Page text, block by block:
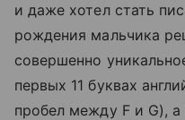
и даже хотел стать
рождения мальчика
совершенно
первых 11 буквах
пробел между F и G),